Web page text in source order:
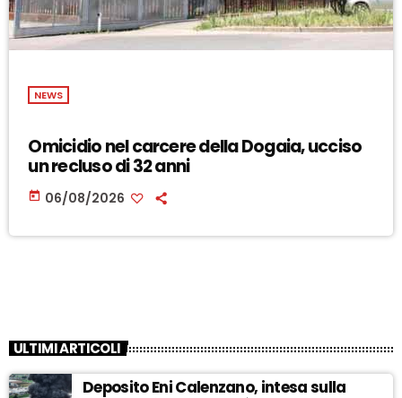
NEWS
Omicidio nel carcere della Dogaia, ucciso
un recluso di 32 anni
today 06/08/2026
ULTIMI ARTICOLI
Deposito Eni Calenzano, intesa sulla